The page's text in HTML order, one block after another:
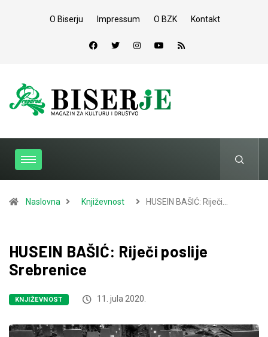
O Biserju Impressum O BZK Kontakt
Naslovna Književnost HUSEIN BAŠIĆ: Riječi…
HUSEIN BAŠIĆ: Riječi poslije
Srebrenice
KNJIŽEVNOST 11. jula 2020.